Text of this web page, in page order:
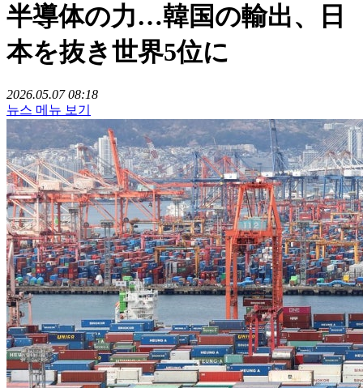
半導体の力…韓国の輸出、日
本を抜き世界5位に
2026.05.07 08:18
뉴스 메뉴 보기